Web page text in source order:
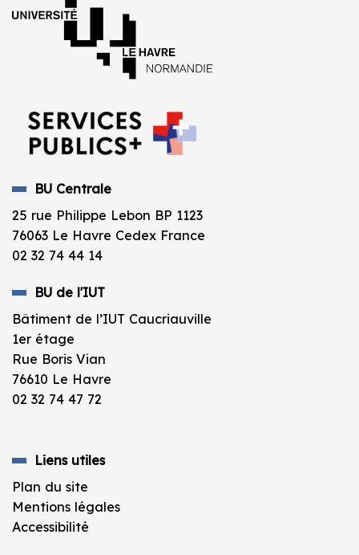
BU Centrale
25 rue Philippe Lebon BP 1123
76063 Le Havre Cedex France
02 32 74 44 14
BU de l'IUT
Bâtiment de l’IUT Caucriauville
1er étage
Rue Boris Vian
76610 Le Havre
02 32 74 47 72
Liens utiles
Plan du site
Mentions légales
Accessibilité